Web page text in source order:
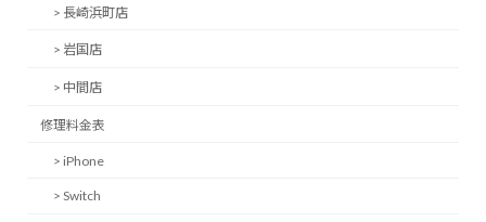
> 長崎浜町店
> 岩国店
> 中間店
修理料金表
> iPhone
> Switch